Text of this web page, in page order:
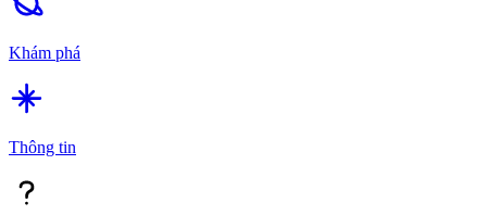
Khám phá
Thông tin